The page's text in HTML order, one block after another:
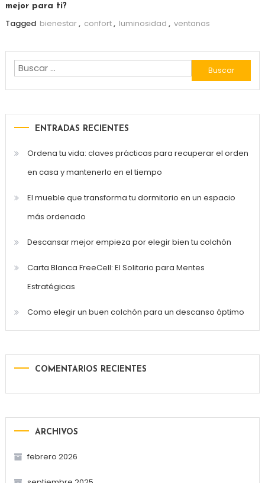
mejor para ti?
Tagged bienestar, confort, luminosidad , ventanas
Buscar:
ENTRADAS RECIENTES
Ordena tu vida: claves prácticas para recuperar el orden
en casa y mantenerlo en el tiempo
El mueble que transforma tu dormitorio en un espacio
más ordenado
Descansar mejor empieza por elegir bien tu colchón
Carta Blanca FreeCell: El Solitario para Mentes
Estratégicas
Como elegir un buen colchón para un descanso óptimo
COMENTARIOS RECIENTES
ARCHIVOS
febrero 2026